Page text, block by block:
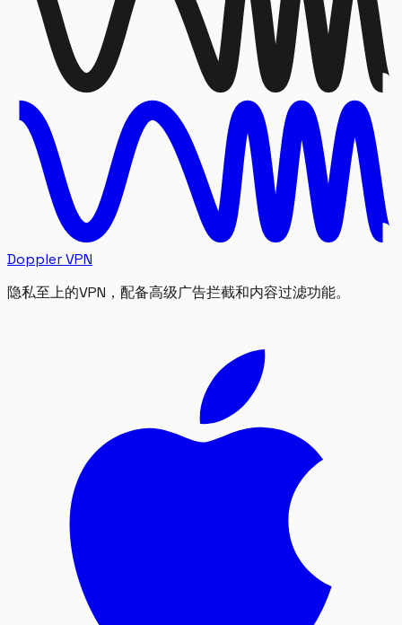
Doppler VPN
隐私至上的VPN，配备高级广告拦截和内容过滤功能。